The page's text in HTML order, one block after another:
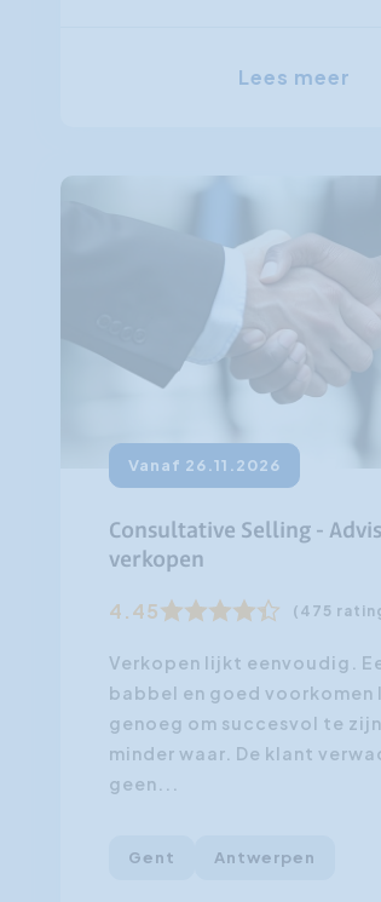
Lees meer
Vanaf 26.11.2026
Consultative Selling -
verkopen
4.45 (475
Verkopen lijkt eenvoudig.
babbel en goed voorkomen
genoeg om succesvol te
minder waar. De klant
geen...
Gent Antwerpen